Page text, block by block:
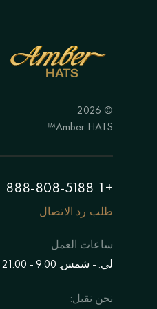
© 2026
Amber HATS™
+1 888-808-5188
طلب رد الاتصال
ساعات العمل
لي. - شمس. 9.00 - 21.00
نحن نقبل: